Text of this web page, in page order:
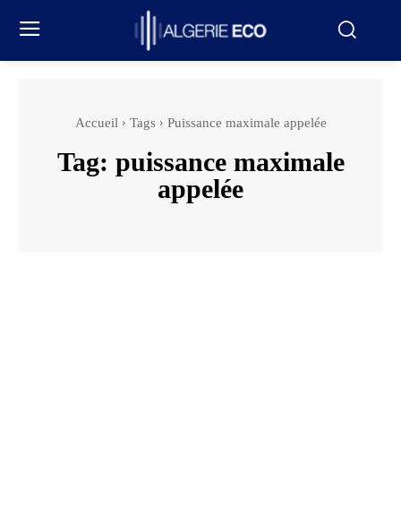
Accueil Tags Puissance maximale appelée
Tag: puissance maximale
appelée